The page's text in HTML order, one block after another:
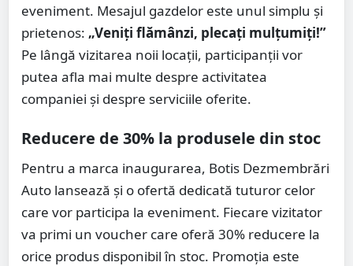
eveniment. Mesajul gazdelor este unul simplu și
prietenos: „Veniți flămânzi, plecați mulțumiți!”
Pe lângă vizitarea noii locații, participanții vor
putea afla mai multe despre activitatea
companiei și despre serviciile oferite.
Reducere de 30% la produsele din stoc
Pentru a marca inaugurarea, Botis Dezmembrări
Auto lansează și o ofertă dedicată tuturor celor
care vor participa la eveniment. Fiecare vizitator
va primi un voucher care oferă 30% reducere la
orice produs disponibil în stoc. Promoția este